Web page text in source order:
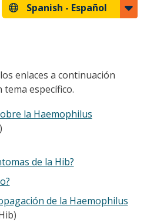
Spanish - Español
enlaces a continuación
específico.
la Haemophilus
de la Hib?
de la Haemophilus